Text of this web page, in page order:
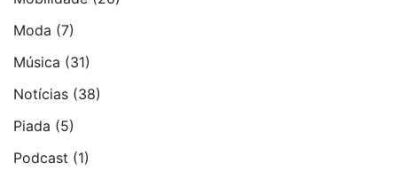
Moda (7)
Música (31)
Notí­cias (38)
Piada (5)
Podcast (1)